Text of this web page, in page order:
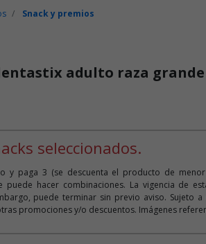
Snack y premios
adulto raza grande
seleccionados.
y paga 3 (se descuenta el producto de
puede hacer combinaciones. La vigencia de
puede terminar sin previo aviso. Sujeto
promociones y/o descuentos. Imágenes